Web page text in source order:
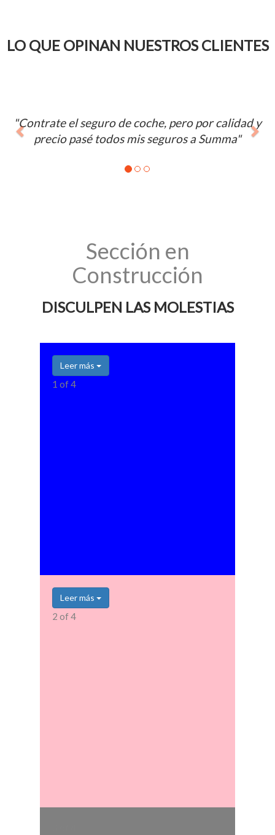
LO QUE OPINAN NUESTROS CLIENTES
"Contrate el seguro de coche, pero por calidad y
precio pasé todos mis seguros a Summa"
Sección en
Construcción
DISCULPEN LAS MOLESTIAS
Leer más
1 of 4
Leer más
2 of 4